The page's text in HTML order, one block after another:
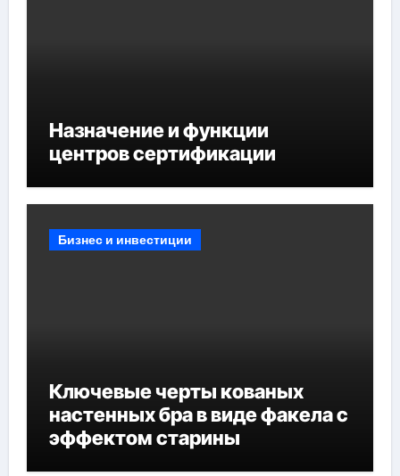
Назначение и функции
центров сертификации
Бизнес и инвестиции
Ключевые черты кованых
настенных бра в виде факела с
эффектом старины